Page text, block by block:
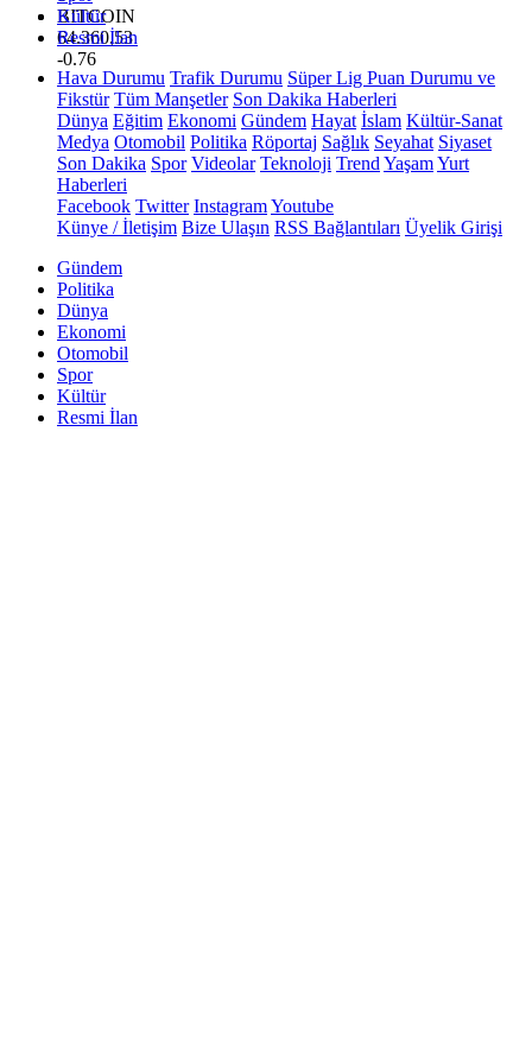
BITCOIN
64.360,53
-0.76
Kültür
Resmi İlan
Hava Durumu Trafik Durumu Süper Lig Puan Durumu ve
Fikstür Tüm Manşetler Son Dakika Haberleri
Dünya Eğitim Ekonomi Gündem Hayat İslam Kültür-Sanat
Medya Otomobil Politika Röportaj Sağlık Seyahat Siyaset
Son Dakika Spor Videolar Teknoloji Trend YaşamYurt
Haberleri
Facebook Twitter InstagramYoutube
Künye / İletişim Bize Ulaşın RSS Bağlantıları Üyelik Girişi
Gündem
Politika
Dünya
Ekonomi
Otomobil
Spor
Kültür
Resmi İlan